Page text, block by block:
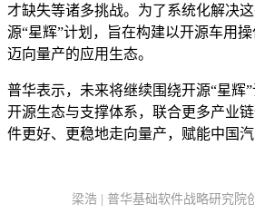
才缺失等诸多挑战。为了系统化解决
源“星辉”计划，旨在构建以开源车用
迈向量产的应用生态。
普华表示，未来将继续围绕开源“星辉
开源生态与支撑体系，联合更多产业
件更好、更稳地走向量产，赋能中国汽
梁浩 | 普华基础软件战略研究院